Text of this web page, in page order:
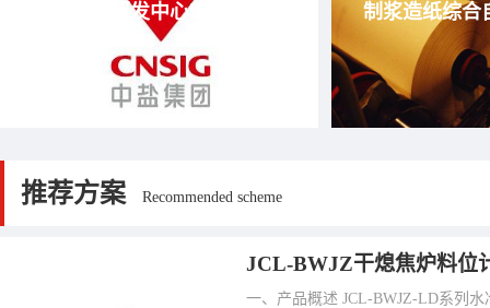
中盐技术研发中心临港经济区 制浆造纸综合
推荐方案 Recommended scheme
JCL-BWJZ干熄焦炉料位
一、产品概述 JCL-BWJZ-LD系列